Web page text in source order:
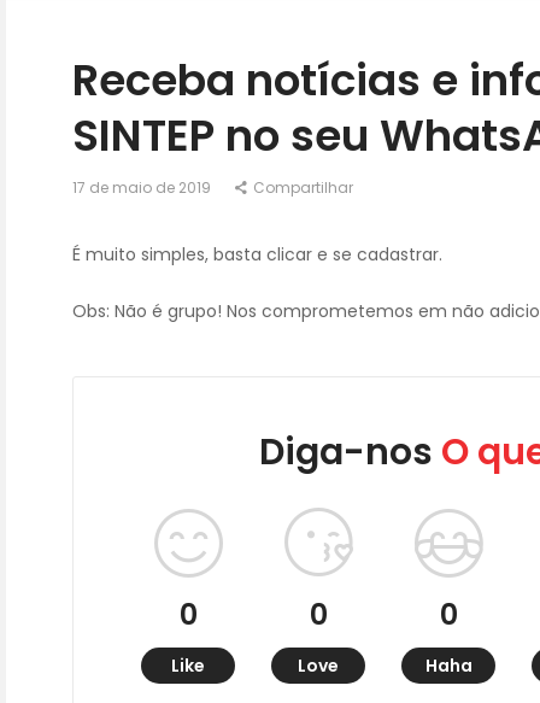
FALE CONOSCO
Receba notícias e
SINTEP no seu
17 de maio de 2019 Compartilhar
É muito simples, basta clicar e se cadastrar.
Obs: Não é grupo! Nos comprometemos em não
Diga-nos O
0
Like
0
Love
0
Haha